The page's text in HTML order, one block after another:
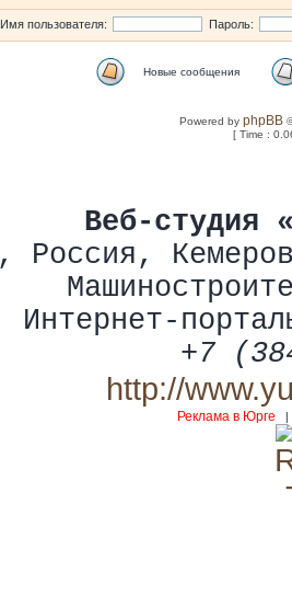
Имя пользователя: Пароль:
Новые сообщения
Powered byphpBB
[ Time :
Веб-студия
, Россия ,
Интернет-
+7
http://
Реклама в Юрге